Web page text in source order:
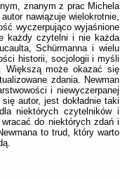
znanym z prac Michela
nawiązuje wielokrotnie,
wyczerpująco wyjaśnione
każdy czytelni i nie każda
Schürmanna i wielu
historii, socjologii i myśli
Większą może okazać się
zdania. Newman
i niewyczerpanej
autor, jest dokładnie taki
niektórych czytelników i
do niektórych zdań i
to trud, który warto